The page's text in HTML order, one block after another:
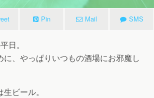
Pin Mail SMS
日。
に、やっぱりいつもの酒場にお邪魔し
ビール。